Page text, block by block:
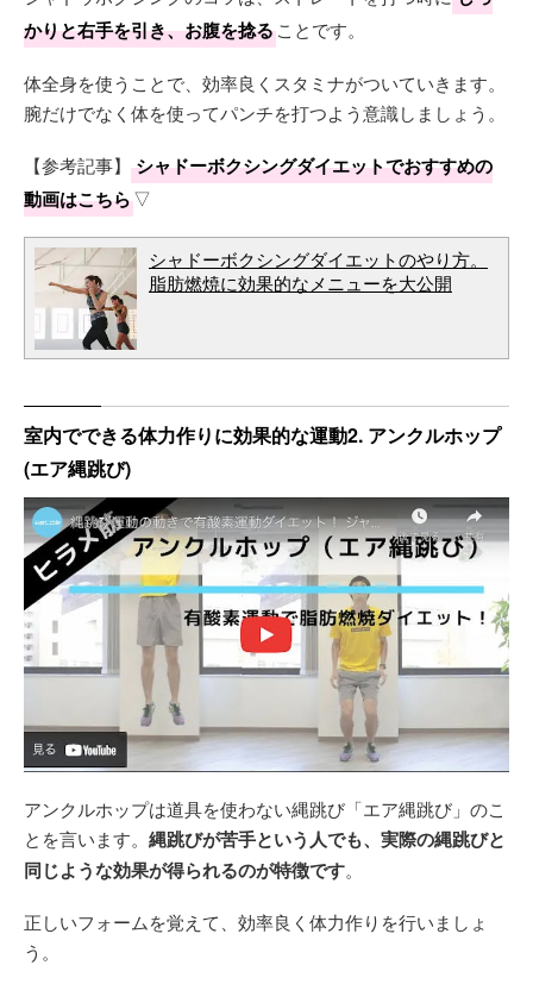
かりと右手を引き、お腹を捻ることです。
体全身を使うことで、効率良くスタミナがついていきます。
腕だけでなく体を使ってパンチを打つよう意識しましょう。
【参考記事】
シャドーボクシングダイエットでおすすめの
動画はこちら▽
シャドーボクシングダイエットのやり方。
脂肪燃焼に効果的なメニューを大公開
室内でできる体力作りに効果的な運動2. アンクルホップ
(エア縄跳び)
アンクルホップは道具を使わない縄跳び「エア縄跳び」のこ
とを言います。 縄跳びが苦手という人でも、実際の縄跳びと
同じような効果が得られるのが特徴です。
正しいフォームを覚えて、効率良く体力作りを行いましょ
う。